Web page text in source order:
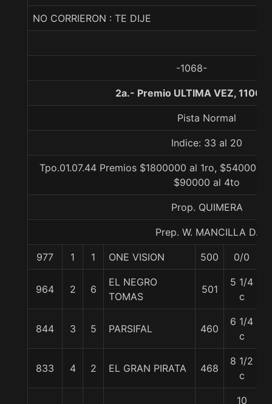
NO CORRIERON : TE DIJE
-1068-
2a.- Premio ULTIMA VEZ, 1100
Pista Normal
Indice: 33 al 20
Tpo.01.07.44 Premios $1800000 al 1ro, $540000
$90000 al 4to
Prop. QUIMERA
Prep. W. MANCILLA D.
977 1 1 ONE VISION 500 0/0
964 2 6
EL NEGRO
TOMAS
501
5 1/4
c
844 3 5 PARSIFAL 460
6 1/4
c
833 4 2 EL GRAN PIRATA 468
8 1/2
c
10